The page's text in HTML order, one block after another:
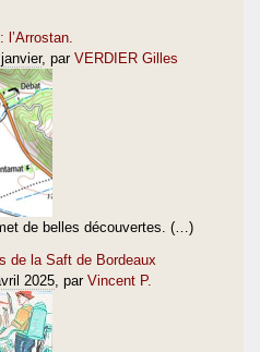
, par VERDIER Gilles
de belles découvertes. (…)
de la Saft de Bordeaux
2025 , par Vincent P.